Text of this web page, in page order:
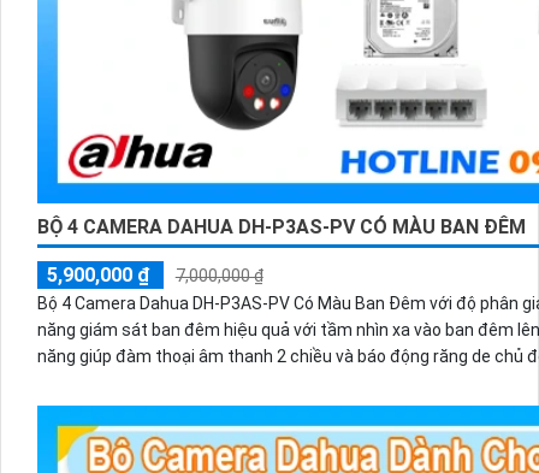
BỘ 4 CAMERA DAHUA DH-P3AS-PV CÓ MÀU BAN ĐÊM
5,900,000 ₫
7,000,000 ₫
Bộ 4 Camera Dahua DH-P3AS-PV Có Màu Ban Đêm với độ phân
năng giám sát ban đêm hiệu quả với tầm nhìn xa vào ban đêm
năng giúp đàm thoại âm thanh 2 chiều và báo động răng de chủ